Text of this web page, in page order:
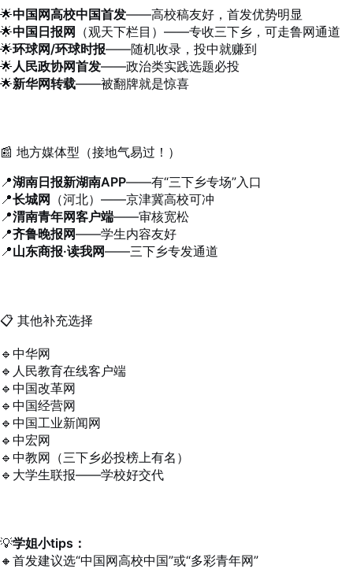
🌟中国网高校中国首发——高校稿友好，首发优势明显
🌟中国日报网 （观天下栏目）——专收三下乡，可走鲁网通道
🌟环球网/环球时报——随机收录，投中就赚到
🌟人民政协网首发——政治类实践选题必投
🌟新华网转载——被翻牌就是惊喜
📰 地方媒体型（接地气易过！）
📍湖南日报新湖南APP——有“三下乡专场”入口
📍长城网 （河北）——京津冀高校可冲
📍渭南青年网客户端——审核宽松
📍齐鲁晚报网——学生内容友好
📍山东商报·读我网——三下乡专发通道
📋 其他补充选择
🔹中华网
🔹人民教育在线客户端
🔹中国改革网
🔹中国经营网
🔹中国工业新闻网
🔹中宏网
🔹中教网（三下乡必投榜上有名）
🔹大学生联报——学校好交代
💡学姐小tips：
🔸首发建议选“中国网高校中国”或“多彩青年网”